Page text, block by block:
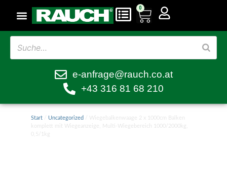
0
e-anfrage@rauch.co.at
+43 316 81 68 210
Start/ Uncategorized / Wiegebalkenwaage 2 x 1000cm Balken
komplett mit Wiegeanzeige, Multi-Wiegebereich 1000/2000kg,
0,5/1kg